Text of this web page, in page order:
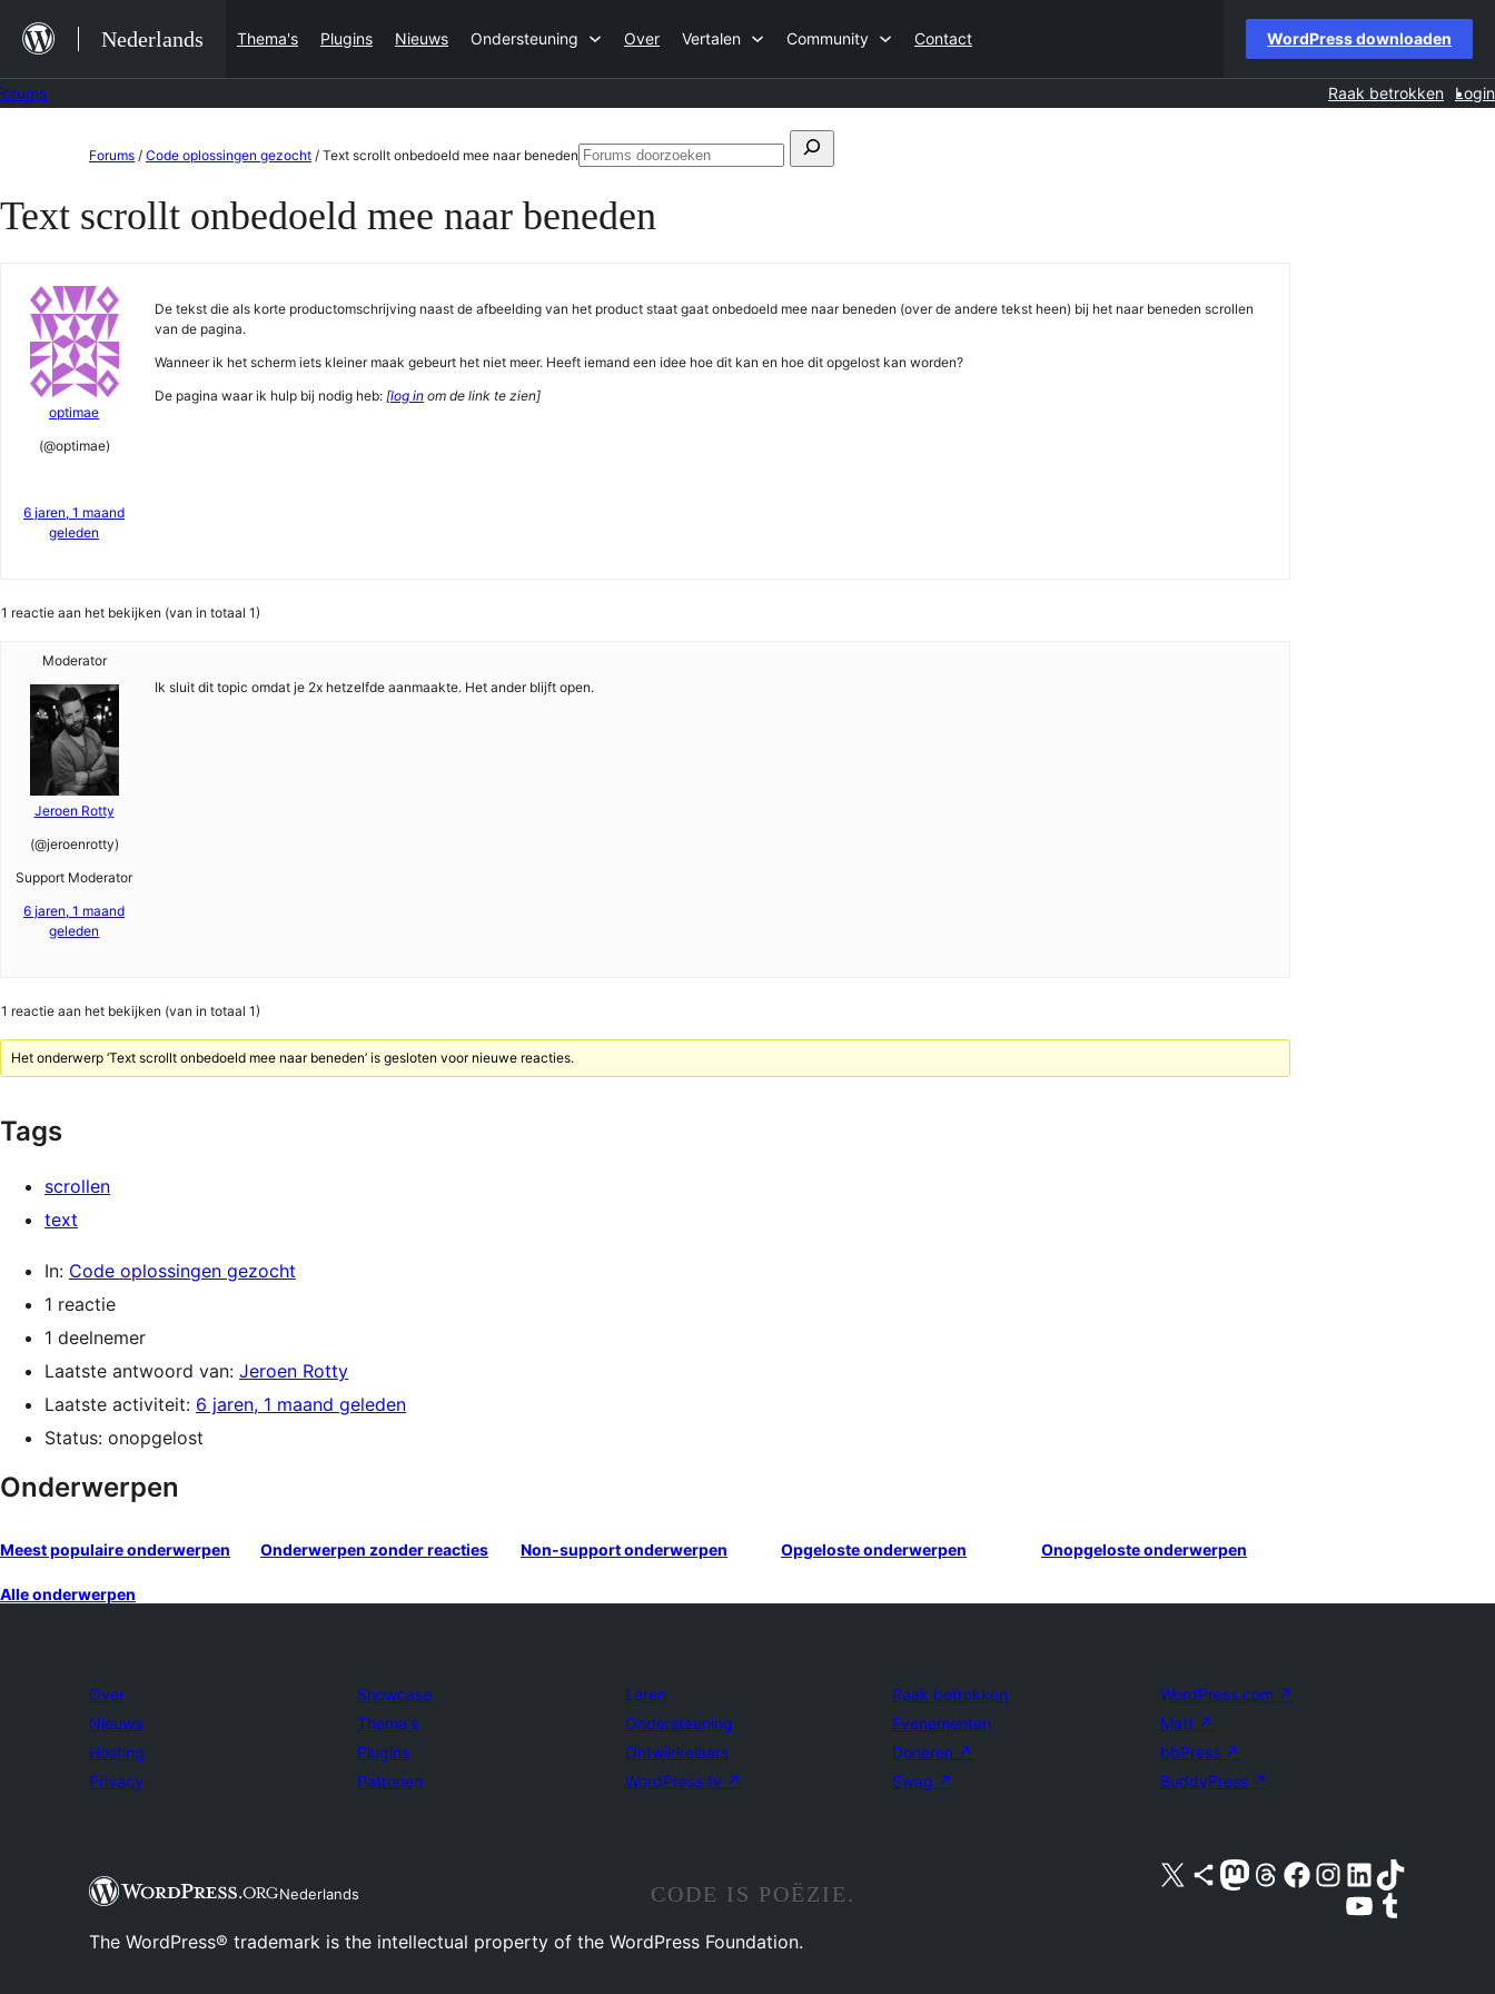
naar
de
Nederlands Thema's Plugins Nieuws Ondersteuning Over Vertalen Community Contact WordPress downloaden
Raak betrokken Login
de
Forums / Code oplossingen gezocht / Text scrollt onbedoeld mee naar benedenZoeken
Forums
Text scrollt onbedoeld mee naar beneden
optimae
(@optimae)
6 jaren, 1 maand
geleden
De tekst die als korte productomschrijving naast de afbeelding van het product staat gaat onbedoeld mee naar beneden (over de andere tekst heen) bij het naar beneden scrollen
van de pagina.
Wanneer ik het scherm iets kleiner maak gebeurt het niet meer. Heeft iemand een idee hoe dit kan en hoe dit opgelost kan worden?
De pagina waar ik hulp bij nodig heb: [log in om de link te zien]
1 reactie aan het bekijken (van in totaal 1)
Moderator
Jeroen Rotty
(@jeroenrotty)
Support Moderator
6 jaren, 1 maand
geleden
Ik sluit dit topic omdat je 2x hetzelfde aanmaakte. Het ander blijft open.
1 reactie aan het bekijken (van in totaal 1)
Het onderwerp ‘Text scrollt onbedoeld mee naar beneden’ is gesloten voor nieuwe reacties.
Tags
scrollen
text
In: Code oplossingen gezocht
1 reactie
1 deelnemer
Laatste antwoord van: Jeroen Rotty
Laatste activiteit: 6 jaren, 1 maand geleden
Status: onopgelost
Onderwerpen
Meest populaire onderwerpen Onderwerpen zonder reacties Non-support onderwerpen Opgeloste onderwerpen Onopgeloste onderwerpen
Alle onderwerpen
Over
Nieuws
Hosting
Privacy
Showcase
Thema's
Plugins
Patronen
Leren
Ondersteuning
Ontwikkelaars
WordPress.tv ↗
Raak betrokken
Evenementen
Doneren ↗
Swag ↗
WordPress.com ↗
Matt ↗
bbPress ↗
BuddyPress ↗
Nederlands
Bezoek ons X (voorheen Twitter) account
Bezoek ons Bluesky account
Bezoek ons Mastodon account
Bezoek ons Threads account
Onze Facebook pagina bezoeken
Bezoek ons Instagram account
Bezoek ons LinkedIn account
Bezoek ons TikTok account
Bezoek ons YouTube kanaalBezoek ons Tumblr account
CODE IS POËZIE.
The WordPress® trademark is the intellectual property of the WordPress Foundation.